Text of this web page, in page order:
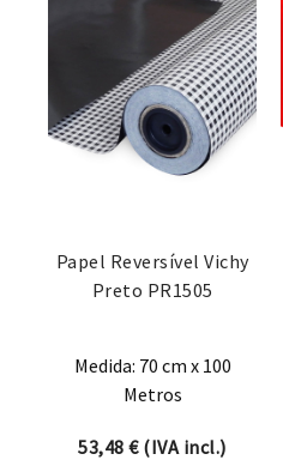
Papel Reversível Vichy
Preto PR1505
Medida: 70 cm x 100
Metros
53,48€(IVA incl.)